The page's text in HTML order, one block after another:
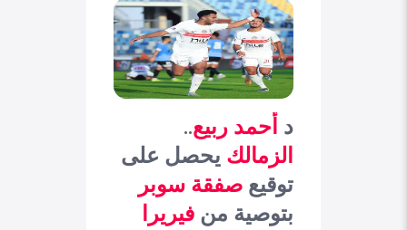
د أحمد ربيع..
الزمالك يحصل على
توقيع صفقة سوبر
بتوصية من فيريرا